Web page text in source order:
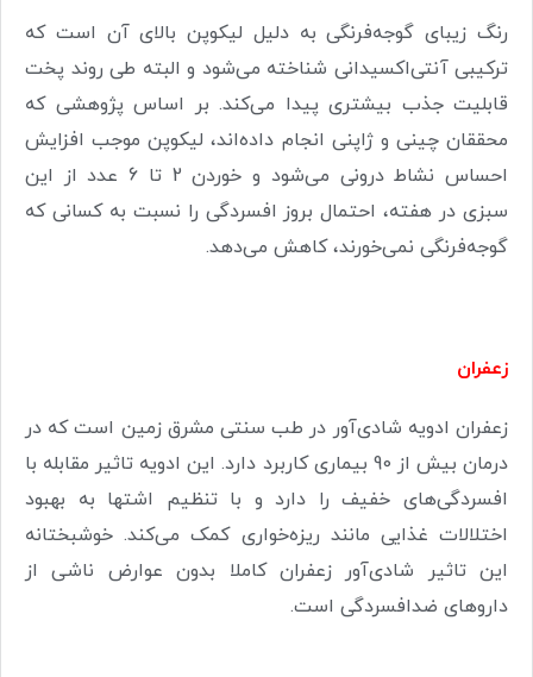
رنگ زیبای گوجه‌فرنگی به دلیل لیکوپن بالای آن است که
ترکیبی آنتی‌اکسیدانی شناخته می‌شود و البته طی روند پخت
قابلیت جذب بیشتری پیدا می‌کند. بر اساس پژوهشی که
محققان چینی و ژاپنی انجام داده‌اند، لیکوپن موجب افزایش
احساس نشاط درونی می‌شود و خوردن 2 تا 6 عدد از این
سبزی در هفته، احتمال بروز افسردگی را نسبت به کسانی که
گوجه‌فرنگی نمی‌خورند، کاهش می‌دهد.
زعفران
زعفران ادویه شادی‌آور در طب سنتی ‌مشرق زمین است که در
درمان بیش از 90 بیماری کاربرد دارد. این ادویه تاثیر مقابله با
افسردگی‌های خفیف را دارد و با تنظیم اشتها به بهبود
اختلالات غذایی مانند ریزه‌خواری کمک می‌کند. خوشبختانه
این تاثیر شادی‌آور زعفران کاملا بدون عوارض ناشی از
داروهای ضدافسردگی است.